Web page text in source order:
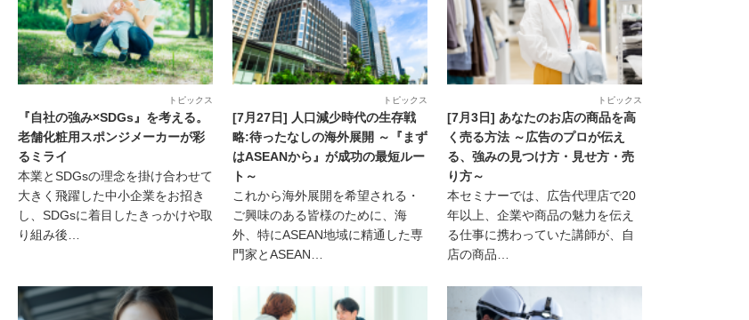
トピックス
『自社の強み×SDGs』を考える。
老舗化粧用スポンジメーカーが彩
るミライ
本業とSDGsの理念を掛け合わせて
大きく飛躍した中小企業をお招き
し、SDGsに着目したきっかけや取
り組み後…
トピックス
[7月27日] 人口減少時代の生存戦
略:待ったなしの海外展開 ～『まず
はASEANから』が成功の最短ルー
ト～
これから海外展開を希望される・
ご興味のある皆様のために、海
外、特にASEAN地域に精通した専
門家とASEAN…
トピックス
[7月3日] あなたのお店の商品を高
く売る方法 ～広告のプロが伝え
る、強みの見つけ方・見せ方・売
り方～
本セミナーでは、広告代理店で20
年以上、企業や商品の魅力を伝え
る仕事に携わっていた講師が、自
店の商品…